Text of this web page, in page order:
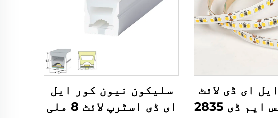
ای ڈی لائٹ
اسٹرپ ایس ایم ڈی 2835
سلیکون نیون کور ایل
ای ڈی اسٹرپ لائٹ 8 ملی